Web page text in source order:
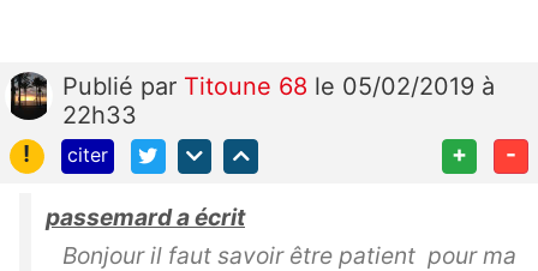
Publié par Titoune 68 le 05/02/2019 à
22h33
!
citer + -
passemard a écrit
Bonjour il faut savoir être patient pour ma